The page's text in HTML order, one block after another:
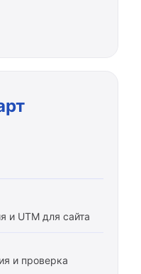
и UTM для сайта
и проверка